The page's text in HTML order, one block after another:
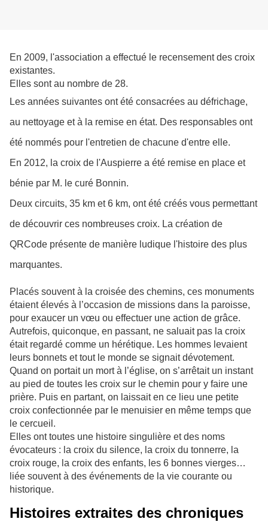
En 2009, l'association a effectué le recensement des croix
existantes.
Elles sont au nombre de 28.
Les années suivantes ont été consacrées au défrichage,
au nettoyage et à la remise en état. Des responsables ont
été nommés pour l'entretien de chacune d'entre elle.
En 2012, la croix de l'Auspierre a été remise en place et
bénie par M. le curé Bonnin.
Deux circuits, 35 km et 6 km, ont été créés vous permettant
de découvrir ces nombreuses croix. La création de
QRCode présente de manière ludique l'histoire des plus
marquantes.
Placés souvent à la croisée des chemins, ces monuments
étaient élevés à l’occasion de missions dans la paroisse,
pour exaucer un vœu ou effectuer une action de grâce.
Autrefois, quiconque, en passant, ne saluait pas la croix
était regardé comme un hérétique. Les hommes levaient
leurs bonnets et tout le monde se signait dévotement.
Quand on portait un mort à l’église, on s’arrêtait un instant
au pied de toutes les croix sur le chemin pour y faire une
prière. Puis en partant, on laissait en ce lieu une petite
croix confectionnée par le menuisier en même temps que
le cercueil.
Elles ont toutes une histoire singulière et des noms
évocateurs : la croix du silence, la croix du tonnerre, la
croix rouge, la croix des enfants, les 6 bonnes vierges…
liée souvent à des événements de la vie courante ou
historique.
Histoires extraites des chroniques